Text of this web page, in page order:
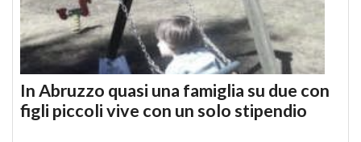
In Abruzzo quasi una famiglia su due con
figli piccoli vive con un solo stipendio